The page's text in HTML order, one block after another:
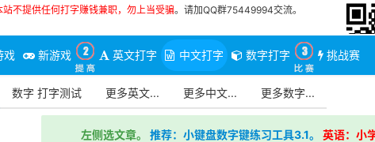
站不提供任何打字赚钱兼职，勿上当受骗。请加QQ群75449994交流。
戏 新游戏 英文打字 中文打字 数字打字 挑战赛
数字 打字测试 更多英文... 更多中文... 更多数字...
左侧选文章。 推荐：小键盘数字键练习工具3.1。 英语：小